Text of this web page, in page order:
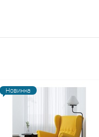
Новинка